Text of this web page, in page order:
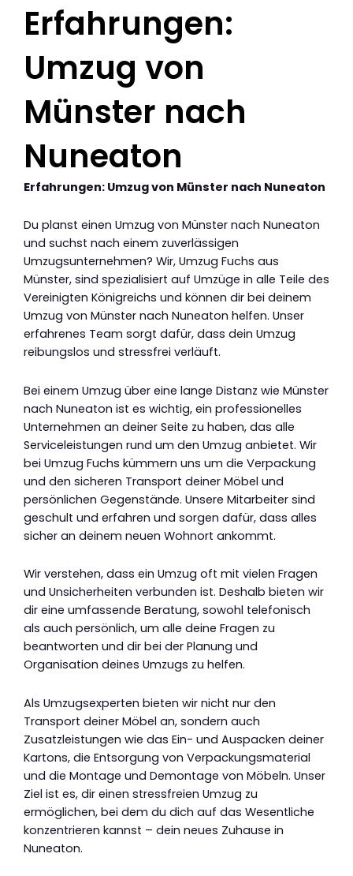
Erfahrungen:
Umzug von
Münster nach
Nuneaton
Erfahrungen: Umzug von Münster nach Nuneaton
Du planst einen Umzug von Münster nach Nuneaton
und suchst nach einem zuverlässigen
Umzugsunternehmen? Wir, Umzug Fuchs aus
Münster, sind spezialisiert auf Umzüge in alle Teile des
Vereinigten Königreichs und können dir bei deinem
Umzug von Münster nach Nuneaton helfen. Unser
erfahrenes Team sorgt dafür, dass dein Umzug
reibungslos und stressfrei verläuft.
Bei einem Umzug über eine lange Distanz wie Münster
nach Nuneaton ist es wichtig, ein professionelles
Unternehmen an deiner Seite zu haben, das alle
Serviceleistungen rund um den Umzug anbietet. Wir
bei Umzug Fuchs kümmern uns um die Verpackung
und den sicheren Transport deiner Möbel und
persönlichen Gegenstände. Unsere Mitarbeiter sind
geschult und erfahren und sorgen dafür, dass alles
sicher an deinem neuen Wohnort ankommt.
Wir verstehen, dass ein Umzug oft mit vielen Fragen
und Unsicherheiten verbunden ist. Deshalb bieten wir
dir eine umfassende Beratung, sowohl telefonisch
als auch persönlich, um alle deine Fragen zu
beantworten und dir bei der Planung und
Organisation deines Umzugs zu helfen.
Als Umzugsexperten bieten wir nicht nur den
Transport deiner Möbel an, sondern auch
Zusatzleistungen wie das Ein- und Auspacken deiner
Kartons, die Entsorgung von Verpackungsmaterial
und die Montage und Demontage von Möbeln. Unser
Ziel ist es, dir einen stressfreien Umzug zu
ermöglichen, bei dem du dich auf das Wesentliche
konzentrieren kannst – dein neues Zuhause in
Nuneaton.